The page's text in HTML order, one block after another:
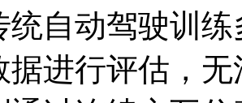
统自动驾驶训
据进行评估，